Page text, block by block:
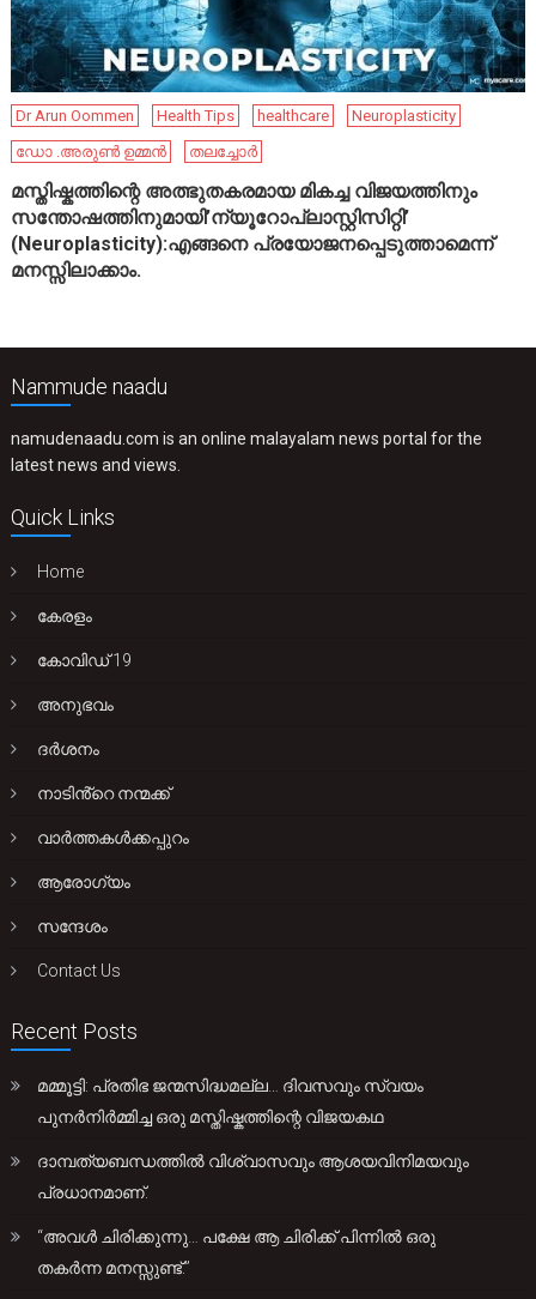
Dr Arun Oommen Health Tips healthcare
Neuroplasticity
ഡോ .അരുൺ ഉമ്മൻ
തലച്ചോർ
മസ്തിഷ്കത്തിന്റെ അത്ഭുതകരമായ മികച്ച വിജയത്തിനും
സന്തോഷത്തിനുമായി’ന്യൂറോപ്ലാസ്റ്റിസിറ്റി’
(Neuroplasticity):എങ്ങനെ പ്രയോജനപ്പെടുത്താമെന്ന്
മനസ്സിലാക്കാം.
Nammude naadu
namudenaadu.com is an online malayalam news portal for the
latest news and views.
Quick Links
Home
കേരളം
കോവിഡ് 19
അനുഭവം
ദർശനം
നാടിൻ്റെ നന്മക്ക്
വാർത്തകൾക്കപ്പുറം
ആരോഗ്യം
സന്ദേശം
Contact Us
Recent Posts
മമ്മൂട്ടി: പ്രതിഭ ജന്മസിദ്ധമല്ല… ദിവസവും സ്വയം
പുനർനിർമ്മിച്ച ഒരു മസ്തിഷ്കത്തിന്റെ വിജയകഥ
ദാമ്പത്യബന്ധത്തിൽ വിശ്വാസവും ആശയവിനിമയവും
പ്രധാനമാണ്.
“അവൾ ചിരിക്കുന്നു… പക്ഷേ ആ ചിരിക്ക് പിന്നിൽ ഒരു
തകർന്ന മനസ്സുണ്ട്.”